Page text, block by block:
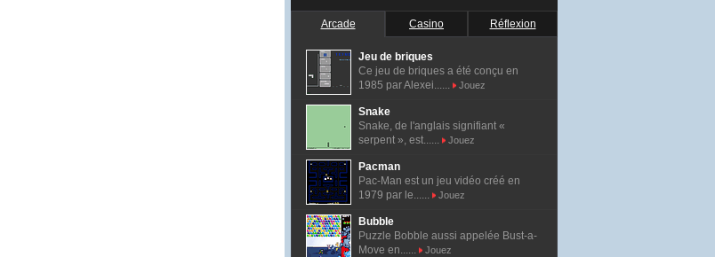
Arcade Casino Réflexion
Jeu de briques
Ce jeu de briques a été conçu en
1985 par Alexei......
Jouez
Snake
Snake, de l'anglais signifiant «
serpent », est......
Jouez
Pacman
Pac-Man est un jeu vidéo créé en
1979 par le......
Jouez
Bubble
Puzzle Bobble aussi appelée Bust-a-
Move en......
Jouez